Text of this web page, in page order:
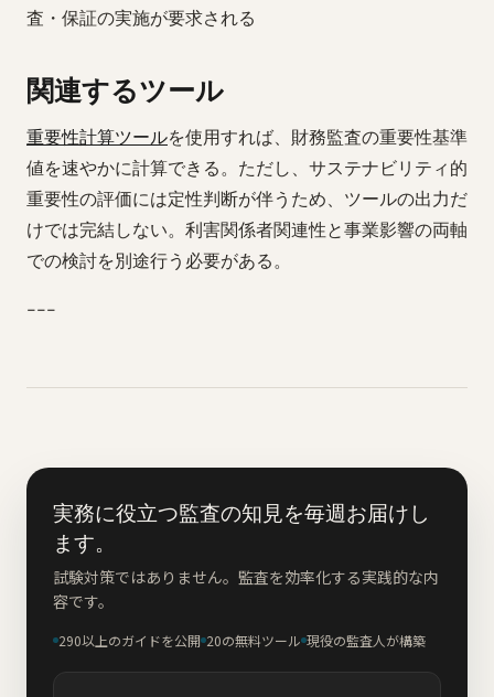
査・保証の実施が要求される
関連するツール
重要性計算ツールを使用すれば、財務監査の重要性基準
値を速やかに計算できる。ただし、サステナビリティ的
重要性の評価には定性判断が伴うため、ツールの出力だ
けでは完結しない。利害関係者関連性と事業影響の両軸
での検討を別途行う必要がある。
---
実務に役立つ監査の知見を毎週お届けし
ます。
試験対策ではありません。監査を効率化する実践的な内
容です。
290以上のガイドを公開 20の無料ツール 現役の監査人が構築